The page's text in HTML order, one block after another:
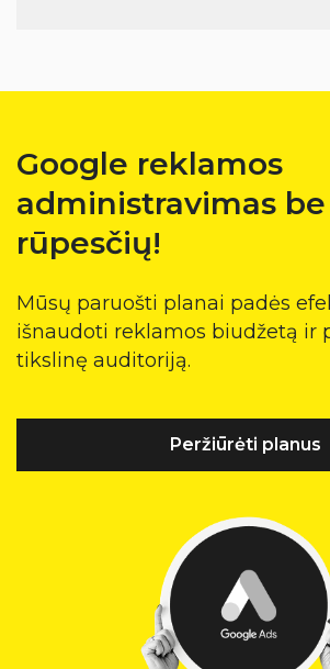
Google reklamos
administravimas be
rūpesčių!
Mūsų paruošti planai padės
išnaudoti reklamos biudžetą ir
tikslinę auditoriją.
Peržiūrėti planus